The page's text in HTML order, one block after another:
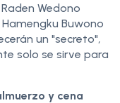
Wedono
Buwono
un "secreto",
solo se sirve para
y cena